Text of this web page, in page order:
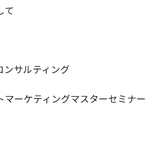
て
サルティング
ーケティングマスターセミナー